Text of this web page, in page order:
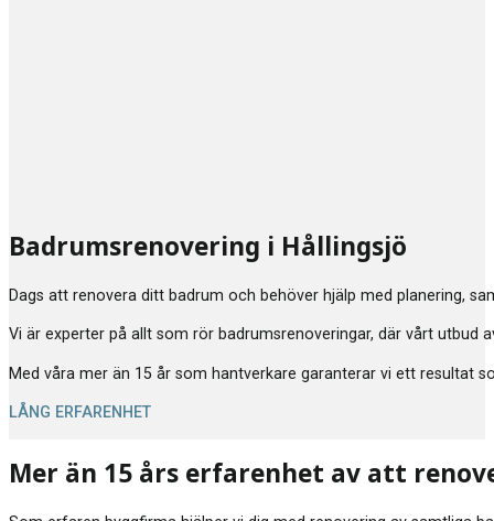
Badrumsrenovering i Hållingsjö
Dags att renovera ditt badrum och behöver hjälp med planering,
Vi är experter på allt som rör badrumsrenoveringar, där vårt
Med våra mer än 15 år som hantverkare garanterar vi ett resultat
LÅNG ERFARENHET
Mer än 15 års erfarenhet av att